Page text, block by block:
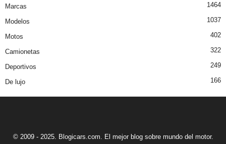
Marcas 1464
Modelos 1037
Motos 402
Camionetas 322
Deportivos 249
De lujo 166
© 2009 - 2025. Blogicars.com. El mejor blog sobre mundo del motor.